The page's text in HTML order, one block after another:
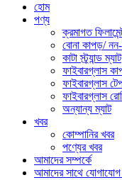
হোম
পণ্য
ক্রমাগত
বোনা কাপড়/
কাটা স্ট্র্যান্ড ম্যাট
ফাইবারগ্লাস
ফাইবারগ্লাস
ফাইবারগ্লাস
অন্যান্য ম্যাট
খবর
কোম্পানির খবর
পণ্যের খবর
আমাদের সম্পর্কে
আমাদের সাথে